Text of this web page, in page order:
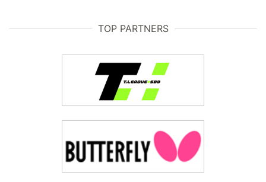
TOP PARTNERS